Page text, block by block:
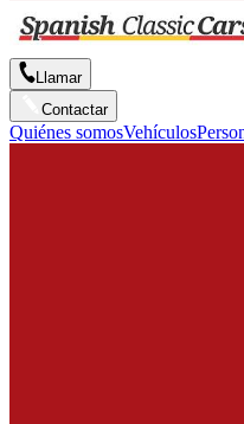
Llamar
Contactar
Quiénes somosVehículos